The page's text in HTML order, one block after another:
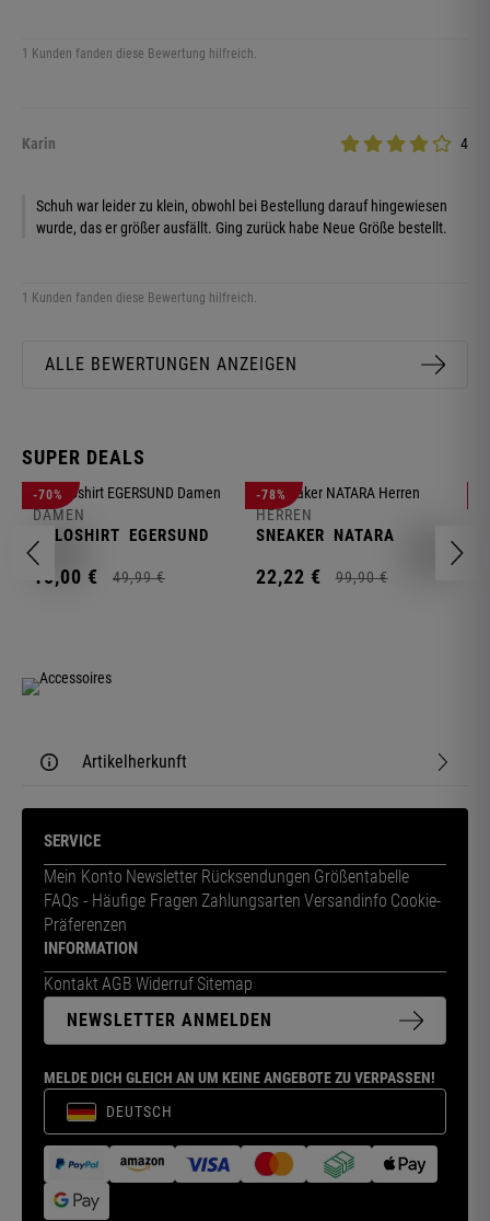
1 Kunden fanden diese Bewertung hilfreich.
Karin 4
Schuh war leider zu klein, obwohl bei Bestellung darauf hingewiesen
wurde, das er größer ausfällt. Ging zurück habe Neue Größe bestellt.
1 Kunden fanden diese Bewertung hilfreich.
ALLE BEWERTUNGEN ANZEIGEN
SUPER DEALS
-70%
DAMEN
POLOSHIRT EGERSUND
15,00 € 49,99 €
-78%
HERREN
SNEAKER NATARA
22,22 € 99,90 €
Artikelherkunft
SERVICE
Mein Konto Newsletter Rücksendungen Größentabelle
FAQs - Häufige Fragen Zahlungsarten Versandinfo Cookie-
Präferenzen
INFORMATION
Kontakt AGB Widerruf Sitemap
NEWSLETTER ANMELDEN
MELDE DICH GLEICH AN UM KEINE ANGEBOTE ZU VERPASSEN!
DEUTSCH